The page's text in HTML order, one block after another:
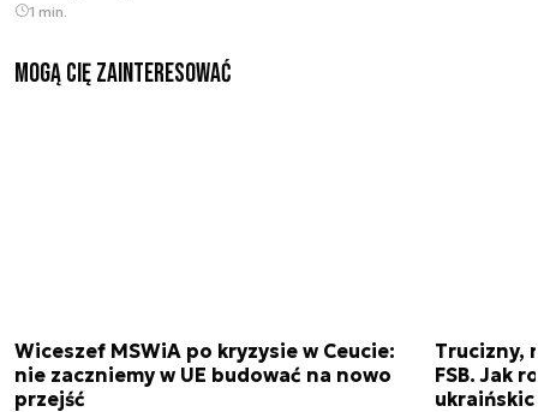
1 min.
Mogą Cię zainteresować
Wiceszef MSWiA po kryzysie w Ceucie:
nie zaczniemy w UE budować na nowo
przejść
Trucizny,
FSB. Jak